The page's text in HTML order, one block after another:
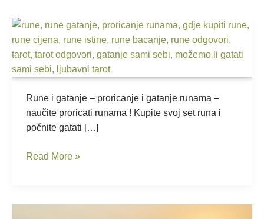
Rune i gatanje – proricanje i gatanje runama –
naučite proricati runama ! Kupite svoj set runa i
počnite gatati […]
Rune
–
proricanje
i
runama
Read More »